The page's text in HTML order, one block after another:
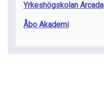
Yrkeshögskolan Arcada
Åbo Akademi